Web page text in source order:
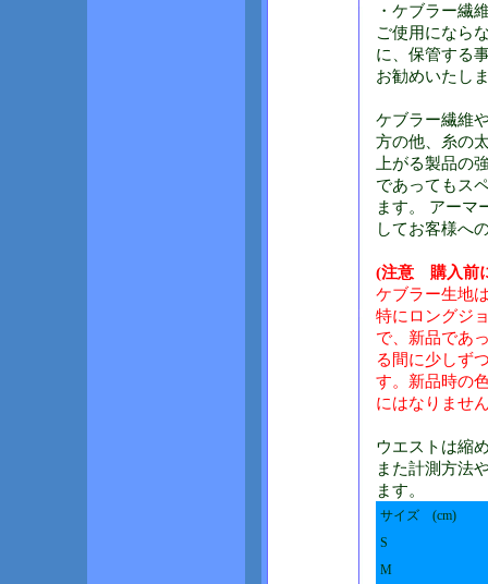
・ケブラー繊
ご使用になら
に、保管する
お勧めいたし
ケブラー繊維
方の他、糸の
上がる製品の
であってもス
ます。 アーマ
してお客様へ
(注意 購入前
ケブラー生地
特にロングジ
で、新品であ
る間に少しず
す。新品時の
にはなりませ
ウエストは縮
また計測方法
ます。
サイズ (cm)
S
M